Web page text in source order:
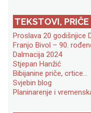
TEKSTOVI,
Proslava 20 godišnjice
Franjo Bivol – 90.
Dalmacija 2024
Stjepan Hanžić
Bibijanine priče, crtice…
Svjebin blog
Planinarenje i